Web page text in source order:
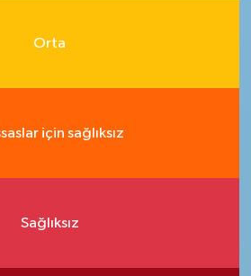
Orta
için sağlıksız
Sağlıksız